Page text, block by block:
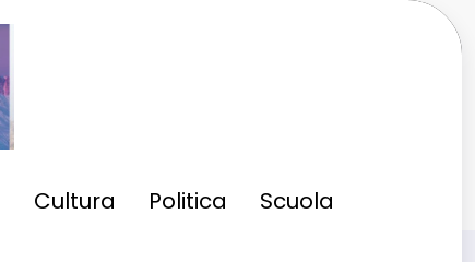
Cultura Politica Scuola